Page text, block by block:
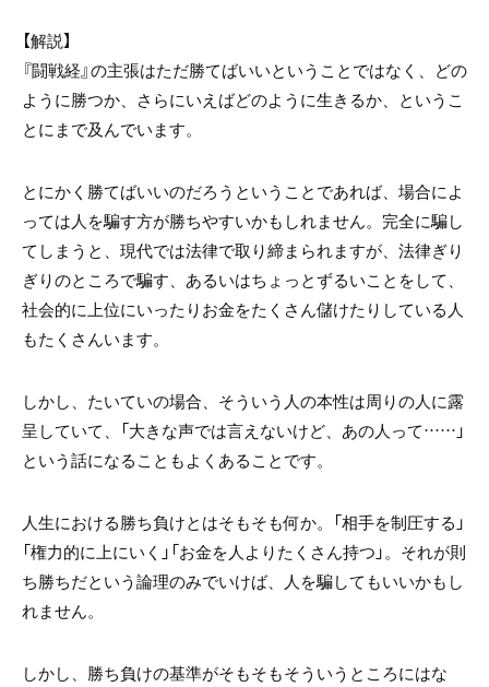
【解説】
『闘戦経』の主張はただ勝てばいいということではなく、どの
ように勝つか、さらにいえばどのように生きるか、というこ
とにまで及んでいます。
とにかく勝てばいいのだろうということであれば、場合によ
っては人を騙す方が勝ちやすいかもしれません。完全に騙し
てしまうと、現代では法律で取り締まられますが、法律ぎり
ぎりのところで騙す、あるいはちょっとずるいことをして、
社会的に上位にいったりお金をたくさん儲けたりしている人
もたくさんいます。
しかし、たいていの場合、そういう人の本性は周りの人に露
呈していて、「大きな声では言えないけど、あの人って……」
という話になることもよくあることです。
人生における勝ち負けとはそもそも何か。「相手を制圧する」
「権力的に上にいく」「お金を人よりたくさん持つ」。それが則
ち勝ちだという論理のみでいけば、人を騙してもいいかもし
れません。
しかし、勝ち負けの基準がそもそもそういうところにはな